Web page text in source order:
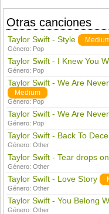
Otras canciones
Taylor Swift - Style
Género: Pop
Taylor Swift - I Knew You
Género: Pop
Taylor Swift - We Are
Medium
Género: Pop
Taylor Swift - We Are
Género: Pop
Taylor Swift - Back To
Género:Other
Taylor Swift - Tear drops
Género:Other
Taylor Swift - Love Story
Género:Other
Taylor Swift - You Belong
Género:Other